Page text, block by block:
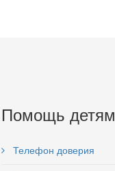
Помощь детям
Телефон доверия